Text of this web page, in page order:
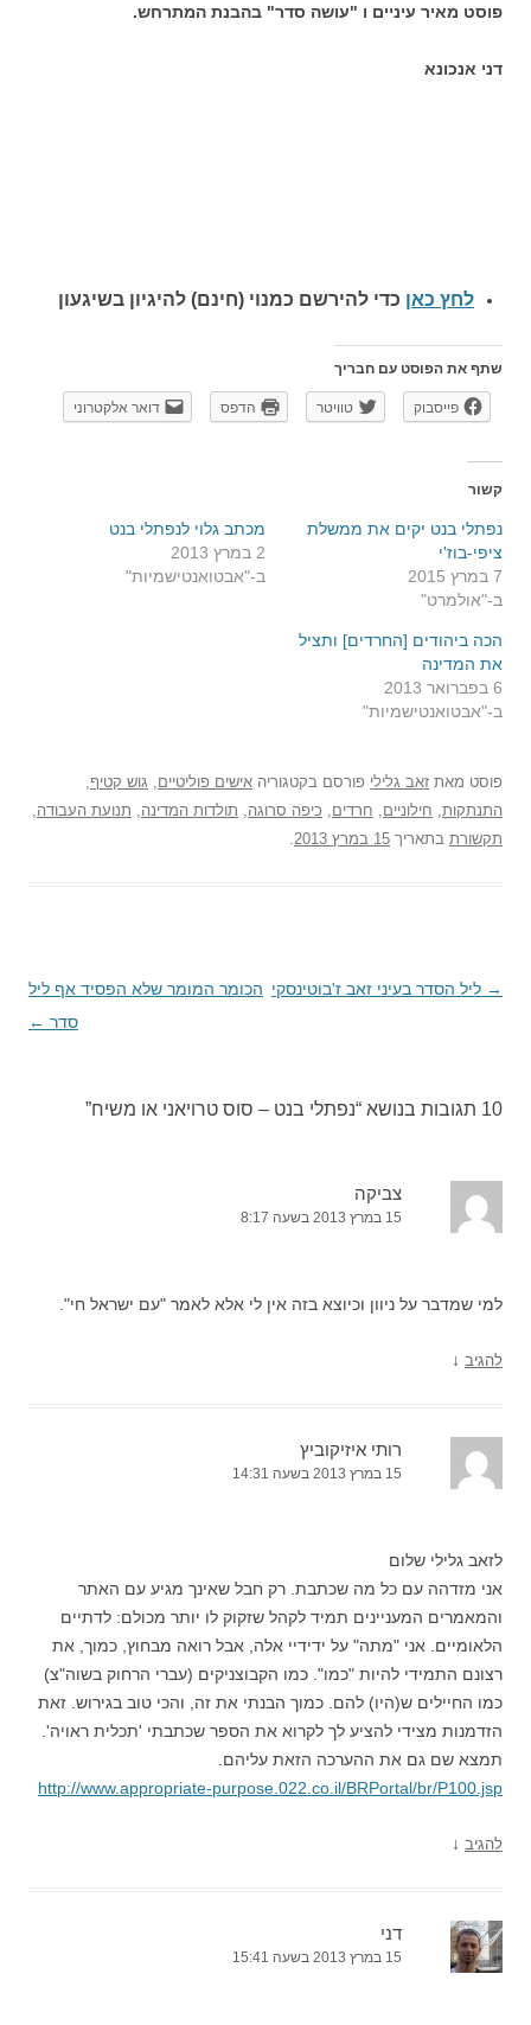
פוסט מאיר עיניים ו "עושה סדר" בהבנת המתרחש.
דני אנכונא
לחץ כאן כדי להירשם כמנוי (חינם) להיגיון בשיגעון
שתף את הפוסט עם חבריך
פייסבוק טוויטר הדפס דואר אלקטרוני
קשור
נפתלי בנט יקים את ממשלת
ציפי-בוז'י
7 במרץ 2015
ב-"אולמרט"
מכתב גלוי לנפתלי בנט
2 במרץ 2013
ב-"אבטואנטישמיות"
הכה ביהודים [החרדים] ותציל
את המדינה
6 בפברואר 2013
ב-"אבטואנטישמיות"
פוסט מאת זאב גלילי פורסם בקטגוריה אישים פוליטיים גוש קטיף
התנתקות חילוניים חרדים כיפה סרוגה תולדות המדינה תנועת העבודה
תקשורת בתאריך 15 במרץ 2013
ניווט
→ ליל הסדר בעיני זאב ז'בוטינסקי הכומר המומר שלא הפסיד אף ליל
סדר ←
10 תגובות בנושא “ נפתלי בנט – סוס טרויאני או משיח”
צביקה
15 במרץ 2013 בשעה 8:17
למי שמדבר על ניוון וכיוצא בזה אין לי אלא לאמר "עם ישראל חי".
להגיב ↓
רותי איזיקוביץ
15 במרץ 2013 בשעה 14:31
לזאב גלילי שלום
אני מזדהה עם כל מה שכתבת. רק חבל שאינך מגיע עם האתר
והמאמרים המעניינים תמיד לקהל שזקוק לו יותר מכולם: לדתיים
הלאומיים. אני "מתה" על ידידיי אלה, אבל רואה מבחוץ, כמוך, את
רצונם התמידי להיות "כמו". כמו הקבוצניקים (עברי הרחוק בשוה"צ)
כמו החיילים ש(היו) להם. כמוך הבנתי את זה, והכי טוב בגירוש. זאת
הזדמנות מצידי להציע לך לקרוא את הספר שכתבתי 'תכלית ראויה'.
תמצא שם גם את ההערכה הזאת עליהם.
http://www.appropriate-purpose.022.co.il/BRPortal/br/P100.jsp
להגיב ↓
דני
15 במרץ 2013 בשעה 15:41